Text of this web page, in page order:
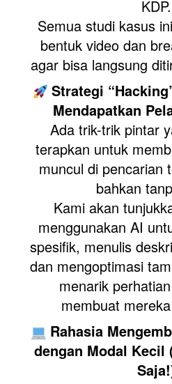
KDP.
Semua studi kasus
bentuk video dan
agar bisa langsung
Strategi
Mendapatkan
Ada trik-trik pintar
terapkan untuk
muncul di pencarian
bahkan
Kami akan
menggunakan AI
spesifik, menulis
dan mengoptimasi
menarik
membuat
Rahasia
dengan Modal Kecil